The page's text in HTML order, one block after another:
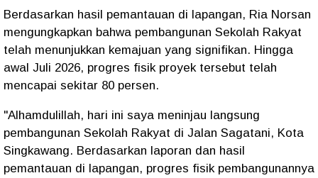
Berdasarkan hasil pemantauan di lapangan, Ria Norsan
mengungkapkan bahwa pembangunan Sekolah Rakyat
telah menunjukkan kemajuan yang signifikan. Hingga
awal Juli 2026, progres fisik proyek tersebut telah
mencapai sekitar 80 persen.
"Alhamdulillah, hari ini saya meninjau langsung
pembangunan Sekolah Rakyat di Jalan Sagatani, Kota
Singkawang. Berdasarkan laporan dan hasil
pemantauan di lapangan, progres fisik pembangunannya